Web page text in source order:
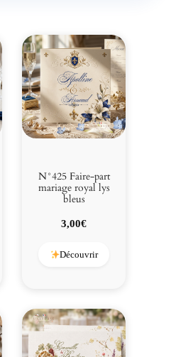
N°425 Faire-part
mariage royal lys
bleus
3,00€
Découvrir